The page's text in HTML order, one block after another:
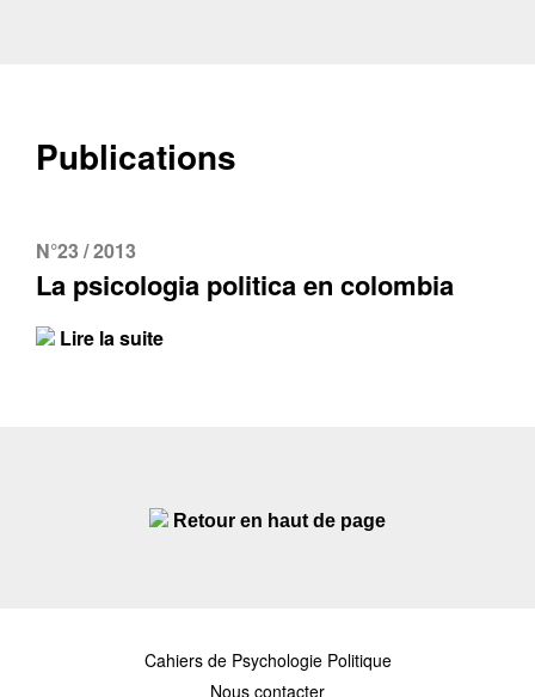
Publications
N°23 / 2013
La psicologia politica en colombia
Lire la suite
Retour en haut de page
Cahiers de Psychologie Politique
Nous contacter